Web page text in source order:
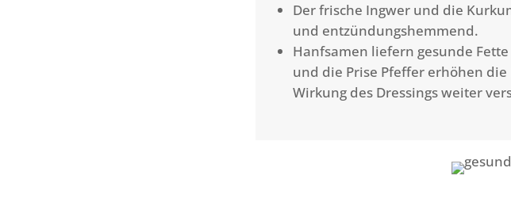
Der frische Ingwer und die
und entzündungshemmend.
Hanfsamen liefern gesunde
und die Prise Pfeffer erhöhen
Wirkung des Dressings weiter